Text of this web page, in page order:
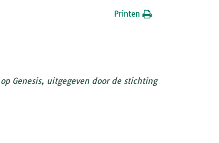
Printen
Genesis, uitgegeven door de stichting